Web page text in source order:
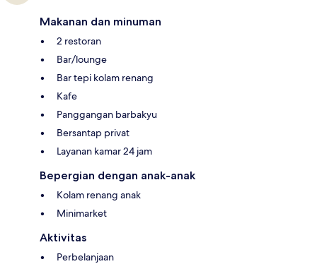
Makanan dan minuman
2 restoran
Bar/lounge
Bar tepi kolam renang
Kafe
Panggangan barbakyu
Bersantap privat
Layanan kamar 24 jam
Bepergian dengan anak-anak
Kolam renang anak
Minimarket
Aktivitas
Perbelanjaan